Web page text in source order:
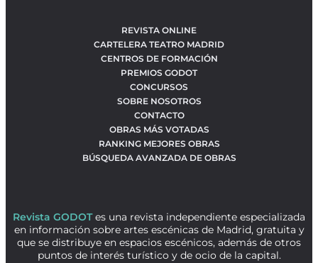
REVISTA ONLINE
CARTELERA TEATRO MADRID
CENTROS DE FORMACIÓN
PREMIOS GODOT
CONCURSOS
SOBRE NOSOTROS
CONTACTO
OBRAS MÁS VOTADAS
RANKING MEJORES OBRAS
BÚSQUEDA AVANZADA DE OBRAS
Revista GODOTes una revista independiente especializada
en información sobre artes escénicas de Madrid, gratuita y
que se distribuye en espacios escénicos, además de otros
puntos de interés turístico y de ocio de la capital.